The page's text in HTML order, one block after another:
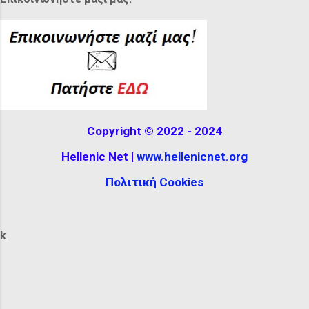
Australia. The reconstructio...
Copyright © 2022 - 2024
Hellenic Net | www.hellenicnet.org
Πολιτική Cookies
k